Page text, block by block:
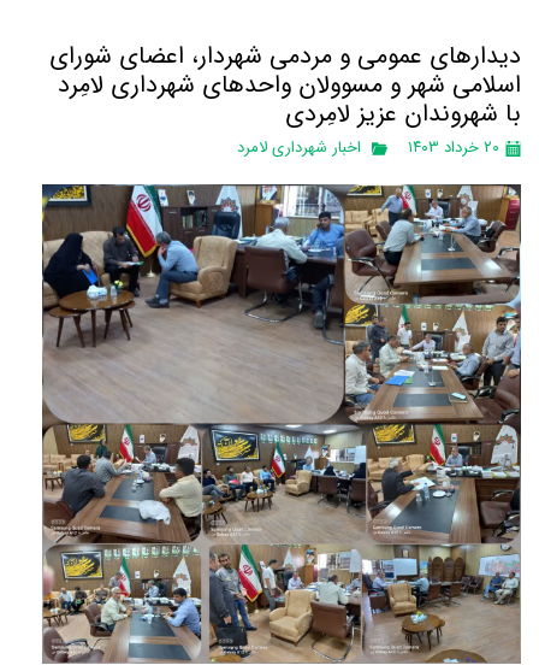
دیدارهای عمومی و مردمی شهردار، اعضای شورای
اسلامی شهر و مسوولان واحدهای شهرداری لامِرد
با شهروندان عزیز لامِردی
۲۰ خرداد ۱۴۰۳ اخبار شهرداری لامرد